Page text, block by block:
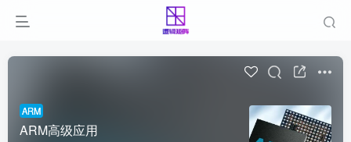
ARM
ARM高级应用